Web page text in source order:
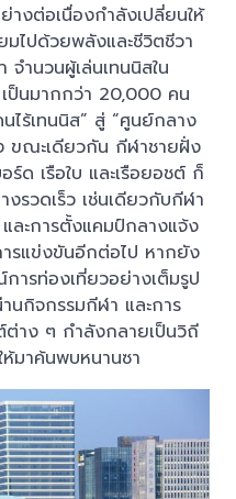
งต่อเนื่องกำลังเปลี่ยนให้
มไปด้วยพลังและชีวิตชีวา
จำนวนผู้เล่นเทนนิสใน
ป็นมากกว่า 20,000 คน
ไร้เทนนิส” สู่ “ศูนย์กลาง
ขณะเดียวกัน กีฬาชายฝั่ง
ด เรือใบ และเรือยอชต์ ก็
รวดเร็ว เช่นเดียวกับกีฬา
ละการตั้งแคมป์กลางแจ้ง
รแข่งขันอีกต่อไป หากยัง
ารท่องเที่ยวอย่างเต็มรูป
นกิจกรรมกีฬา และการ
ต่าง ๆ กำลังกลายเป็นวิถี
มาค้นพบหนานซา